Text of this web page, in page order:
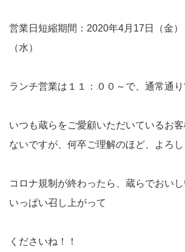
営業日短縮期間：2020年4月17日（金）
（水）
ランチ営業は１１：００～で、通常通り
いつも蔵らをご愛顧いただいているお
ないですが、何卒ご理解のほど、よろし
コロナ規制が終わったら、蔵らでおい
いっぱい召し上がって
くださいね！！